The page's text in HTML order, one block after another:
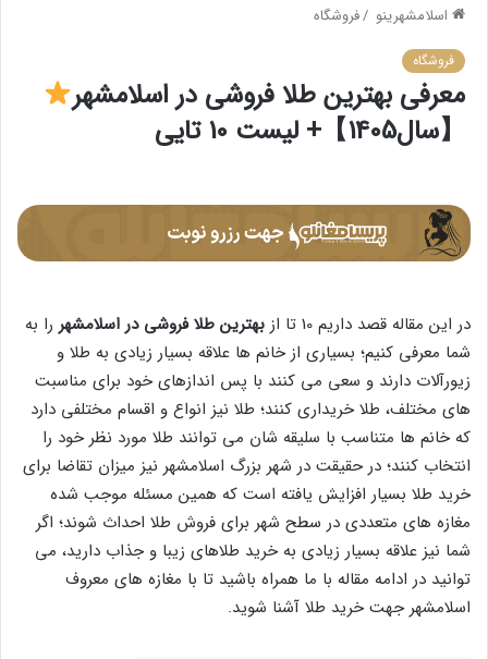
اسلامشهرینو /فروشگاه
فروشگاه
معرفی بهترین طلا فروشی در اسلامشهر
【سال1405】+ لیست 10 تایی
در این مقاله قصد داریم 10 تا از بهترین طلا فروشی در اسلامشهر را به
شما معرفی کنیم؛ بسیاری از خانم ها علاقه بسیار زیادی به طلا و
زیورآلات دارند و سعی می کنند با پس اندازهای خود برای مناسبت
های مختلف، طلا خریداری کنند؛ طلا نیز انواع و اقسام مختلفی دارد
که خانم ها متناسب با سلیقه شان می توانند طلا مورد نظر خود را
انتخاب کنند؛ در حقیقت در شهر بزرگ اسلامشهر نیز میزان تقاضا برای
خرید طلا بسیار افزایش یافته است که همین مسئله موجب شده
مغازه های متعددی در سطح شهر برای فروش طلا احداث شوند؛ اگر
شما نیز علاقه بسیار زیادی به خرید طلاهای زیبا و جذاب دارید، می
توانید در ادامه مقاله با ما همراه باشید تا با مغازه های معروف
اسلامشهر جهت خرید طلا آشنا شوید.